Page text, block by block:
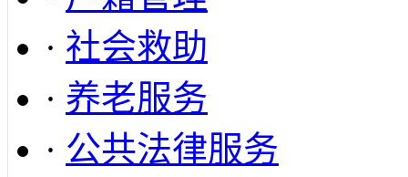
· 社会救助
· 养老服务
· 公共法律服务